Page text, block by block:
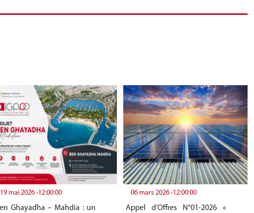
19 mai 2026 -12:00:00
Ghayadha – Mahdia : un
06 mars 2026 -12:00:00
Appel d’Offres N°01-2026 «